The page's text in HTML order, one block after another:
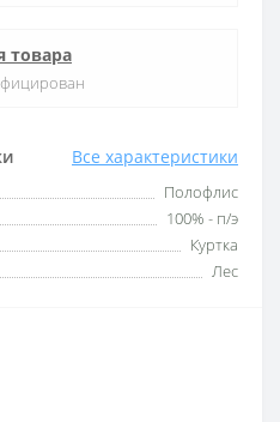
Все характеристики
Полофлис
100% - п/э
Куртка
Лес
товара